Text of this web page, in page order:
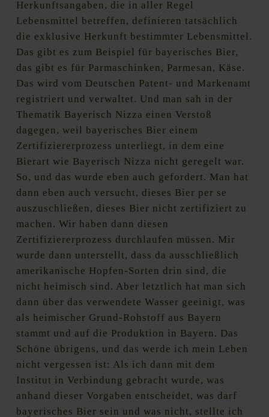
Herkunftsangaben, die in aller Regel
Lebensmittel betreffen, definieren tatsächlich
die exklusive Herkunft bestimmter Lebensmittel.
Das gibt es zum Beispiel für bayerisches Bier,
das gibt es für Parmaschinken, Parmesan, Käse.
Das wird vom Deutschen Patent- und Markenamt
registriert und verwaltet. Und man sah in der
Thematik Bayerisch Nizza einen Verstoß
dagegen, weil bayerisches Bier einem
Zertifiziererprozess unterliegt, in dem eine
Bierart wie Bayerisch Nizza nicht geregelt war.
So, und das wurde eben auch gefordert. Man hat
dann eben auch versucht, dieses Bier per se
auszuschließen, dieses Bier nicht zertifiziert zu
machen. Wir haben dann diesen
Zertifiziererprozess durchlaufen müssen. Mir
wurde dann unterstellt, dass da ausschließlich
amerikanische Hopfen-Sorten drin sind, die
nicht heimisch sind. Aber letztlich hat man sich
dann über das verwendete Wasser geeinigt, was
als heimischer Grund-Rohstoff aus Bayern
stammt und auf die Produktion in Bayern. Das
Schöne übrigens, und das werde ich mein Leben
nicht vergessen ist: Als ich dann mit dem
Institut in Verbindung gebracht wurde, was
anhand dieser Vorgaben entscheidet, was darf
bayerisches Bier sein und was nicht, stellte ich